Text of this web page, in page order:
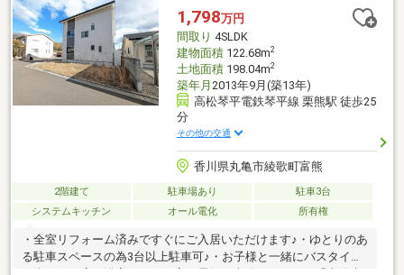
ほどの物件です。全居室フローリングなので、楽々快適にお掃除
ができます。来訪者を確認できる、TVインターホン付きです。
1,798万円
間取り 4SLDK
建物面積122.68m2
土地面積198.04m2
築年月 2013年9月(築13年)
高松琴平電鉄琴平線 栗熊駅 徒歩25
分
その他の交通
香川県丸亀市綾歌町富熊
2階建て 駐車場あり
駐車3台
システムキッチン
オール電化 所有権
・全室リフォーム済みですぐにご入居いただけます♪・ゆとりのあ
る駐車スペースの為3台以上駐車可♪・お子様と一緒にバスタイム